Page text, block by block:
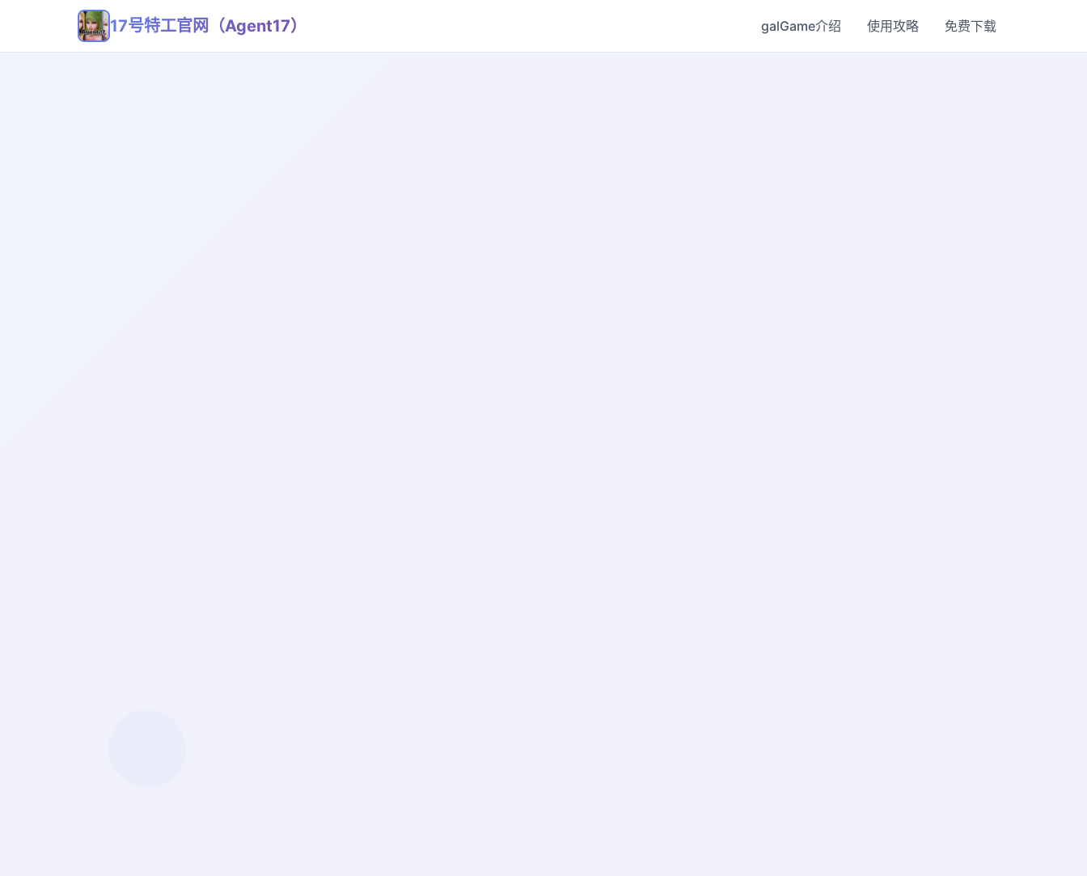
17号特工官网（Agent17） galGame介绍 使用攻略 免费下载